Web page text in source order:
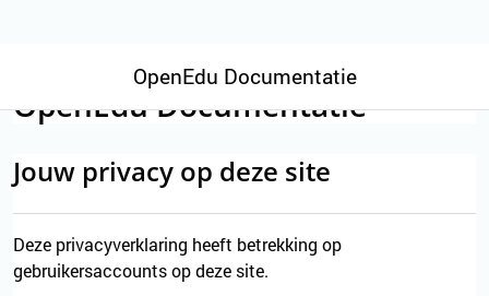
OpenEdu Documentatie
OpenEdu Documentatie
Jouw privacy op deze site
Deze privacyverklaring heeft betrekking op
gebruikersaccounts op deze site.